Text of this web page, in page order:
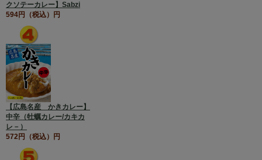
クソテーカレー】Sabzi
594円（税込）円
【広島名産 かきカレー】
中辛（牡蠣カレー/カキカ
レ－）
572円（税込）円